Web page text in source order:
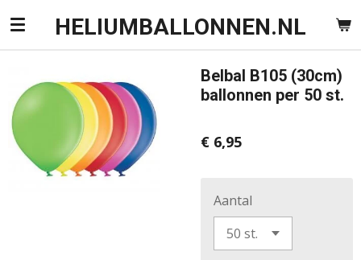
Ga
direct
hoofdinhoud
HELIUMBALLONNEN.NL
Belbal B105 (30cm)
ballonnen per 50 st.
€ 6,95
Aantal